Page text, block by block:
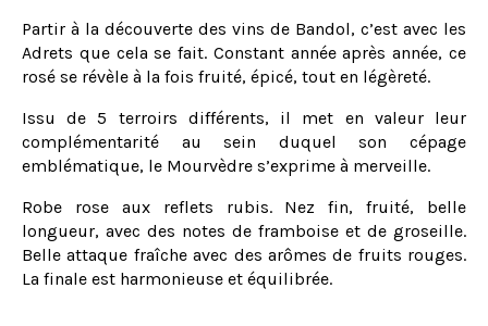
Partir à la découverte des vins de Bandol, c’est avec les
Adrets que cela se fait. Constant année après année, ce
rosé se révèle à la fois fruité, épicé, tout en légèreté.
Issu de 5 terroirs différents, il met en valeur leur
complémentarité au sein duquel son cépage
emblématique, le Mourvèdre s’exprime à merveille.
Robe rose aux reflets rubis. Nez fin, fruité, belle
longueur, avec des notes de framboise et de groseille.
Belle attaque fraîche avec des arômes de fruits rouges.
La finale est harmonieuse et équilibrée.